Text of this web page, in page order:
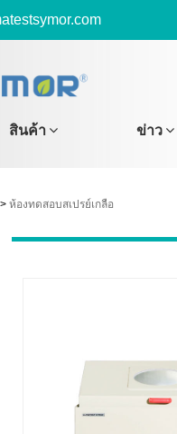
สินค้า ข่าว
> ห้องทดสอบสเปรย์เกลือ